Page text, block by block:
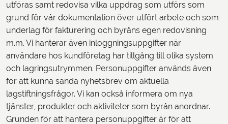
utföras samt redovisa vilka uppdrag som utförs som
grund för vår dokumentation över utfört arbete och som
underlag för fakturering och byråns egen redovisning
m.m. Vi hanterar även inloggningsuppgifter när
användare hos kundföretag har tillgång till olika system
och lagringsutrymmen. Personuppgifter används även
för att kunna sända nyhetsbrev om aktuella
lagstiftningsfrågor. Vi kan också informera om nya
tjänster, produkter och aktiviteter som byrån anordnar.
Grunden för att hantera personuppgifter är för att